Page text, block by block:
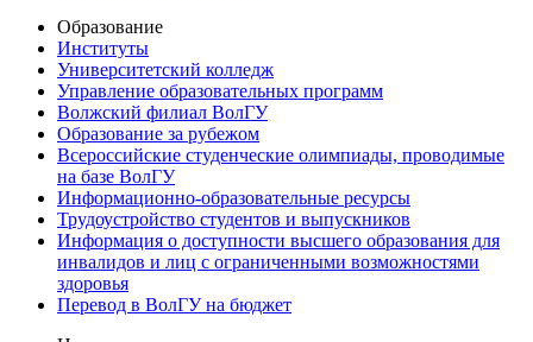
Образование
Институты
Университетский колледж
Управление образовательных программ
Волжский филиал ВолГУ
Образование за рубежом
Всероссийские студенческие олимпиады, проводимые
на базе ВолГУ
Информационно-образовательные ресурсы
Трудоустройство студентов и выпускников
Информация о доступности высшего образования для
инвалидов и лиц с ограниченными возможностями
здоровья
Перевод в ВолГУ на бюджет